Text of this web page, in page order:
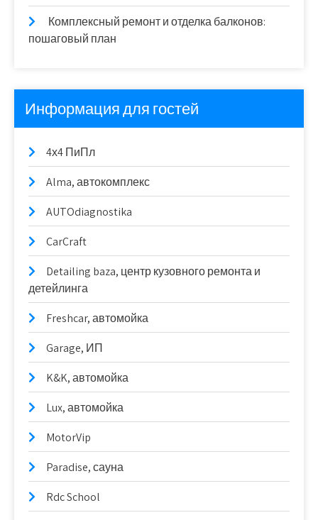
Комплексный ремонт и отделка балконов:
пошаговый план
Информация для гостей
4х4 ПиПл
Alma, автокомплекс
AUTOdiagnostika
CarCraft
Detailing baza, центр кузовного ремонта и
детейлинга
Freshcar, автомойка
Garage, ИП
K&K, автомойка
Lux, автомойка
MotorVip
Paradise, сауна
Rdc School